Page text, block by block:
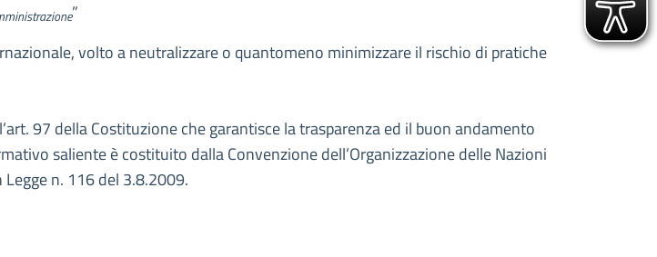
”
volto a neutralizzare o quantomeno minimizzare il rischio di pratiche
97 della Costituzione che garantisce la trasparenza ed il buon andamento
saliente è costituito dalla Convenzione dell’Organizzazione delle Nazioni
n. 116 del 3.8.2009.